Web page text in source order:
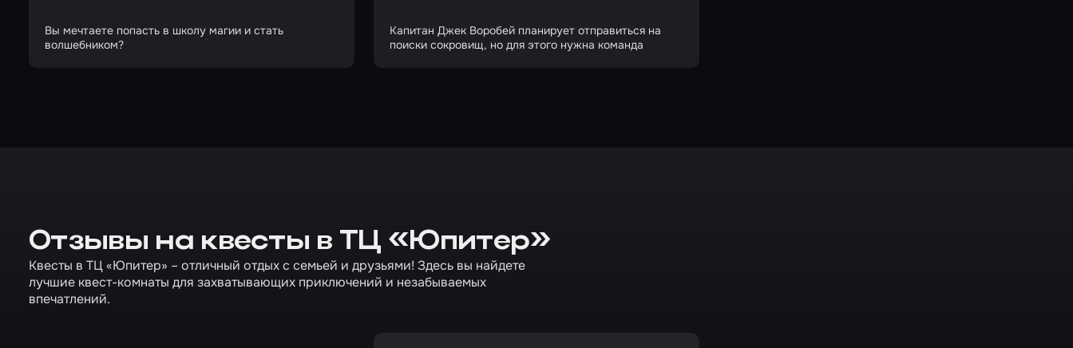
Вы мечтаете попасть в школу магии и стать
волшебником?
Капитан Джек Воробей планирует отправиться на
поиски сокровищ, но для этого нужна команда
Отзывы на квесты в ТЦ «Юпитер»
Квесты в ТЦ «Юпитер» – отличный отдых с семьей и друзьями! Здесь вы найдете
лучшие квест-комнаты для захватывающих приключений и незабываемых
впечатлений.